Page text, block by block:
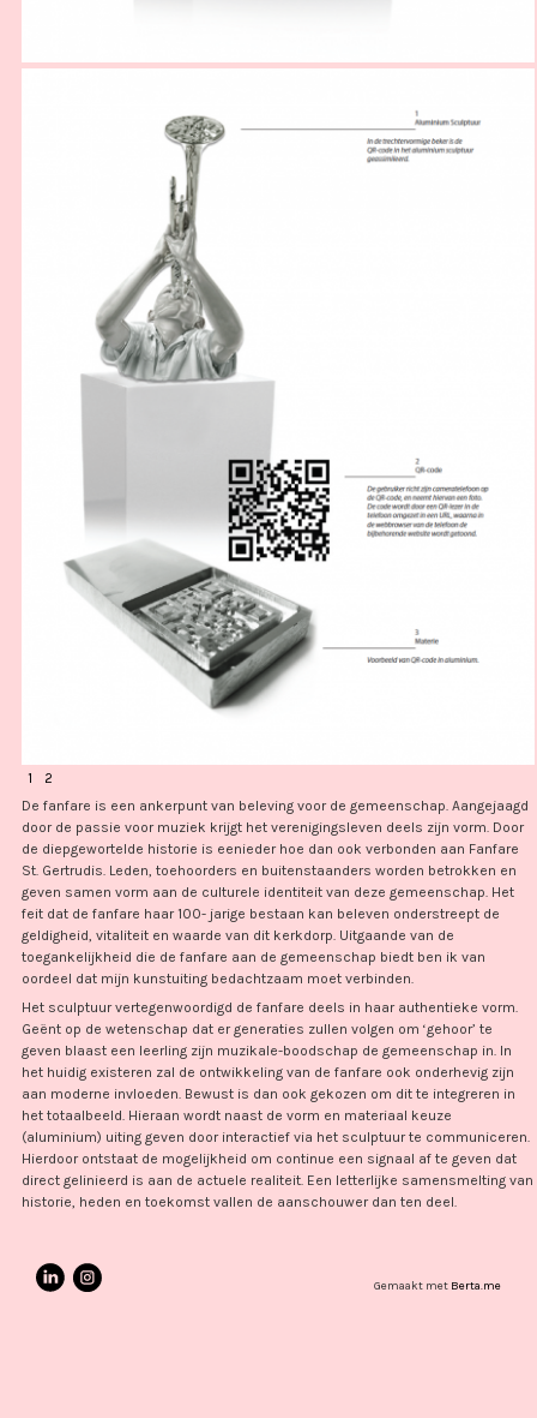
1
2
De fanfare is een ankerpunt van beleving voor de gemeenschap. Aangejaagd
door de passie voor muziek krijgt het verenigingsleven deels zijn vorm. Door
de diepgewortelde historie is eenieder hoe dan ook verbonden aan Fanfare
St. Gertrudis. Leden, toehoorders en buitenstaanders worden betrokken en
geven samen vorm aan de culturele identiteit van deze gemeenschap. Het
feit dat de fanfare haar 100- jarige bestaan kan beleven onderstreept de
geldigheid, vitaliteit en waarde van dit kerkdorp. Uitgaande van de
toegankelijkheid die de fanfare aan de gemeenschap biedt ben ik van
oordeel dat mijn kunstuiting bedachtzaam moet verbinden.
Het sculptuur vertegenwoordigd de fanfare deels in haar authentieke vorm.
Geënt op de wetenschap dat er generaties zullen volgen om ‘gehoor’ te
geven blaast een leerling zijn muzikale-boodschap de gemeenschap in. In
het huidig existeren zal de ontwikkeling van de fanfare ook onderhevig zijn
aan moderne invloeden. Bewust is dan ook gekozen om dit te integreren in
het totaalbeeld. Hieraan wordt naast de vorm en materiaal keuze
(aluminium) uiting geven door interactief via het sculptuur te communiceren.
Hierdoor ontstaat de mogelijkheid om continue een signaal af te geven dat
direct gelinieerd is aan de actuele realiteit. Een letterlijke samensmelting van
historie, heden en toekomst vallen de aanschouwer dan ten deel.
Gemaakt met Berta.me